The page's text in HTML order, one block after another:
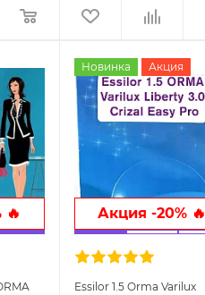
Новинка Акция
Акция -20% 🔥
Essilor 1.5 Orma Varilux